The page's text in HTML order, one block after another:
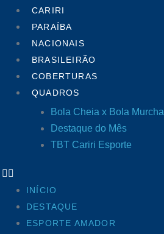
CARIRI
PARAÍBA
NACIONAIS
BRASILEIRÃO
COBERTURAS
QUADROS
Bola Cheia x Bola Murcha
Destaque do Mês
TBT Cariri Esporte
INÍCIO
DESTAQUE
ESPORTE AMADOR